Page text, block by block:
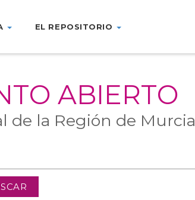
EL REPOSITORIO
ABIERTO
de la Región de Murcia